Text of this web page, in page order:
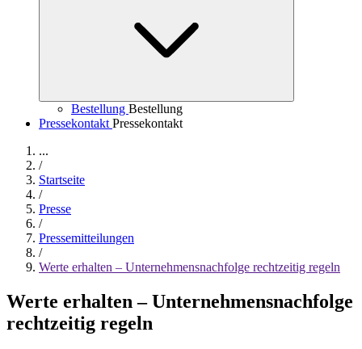
Bestellung Bestellung
Pressekontakt Pressekontakt
...
/
Startseite
/
Presse
/
Pressemitteilungen
/
Werte erhalten – Unternehmensnachfolge rechtzeitig regeln
Werte erhalten – Unternehmensnachfolge
rechtzeitig regeln